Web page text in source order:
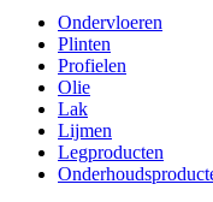
Ondervloeren
Plinten
Profielen
Olie
Lak
Lijmen
Legproducten